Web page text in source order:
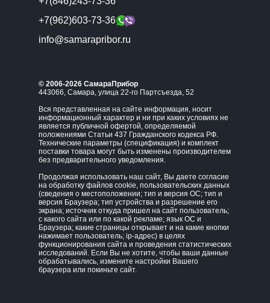
+7(962)603-73-36
info@samarapribor.ru
© 2006-2026 СамараПрибор
443066, Самара, улица 22-го Партсъезда, 52
Вся представленная на сайте информация, носит
информационный характер и ни при каких условиях не
является публичной офертой, определяемой
положениями Статьи 437 Гражданского кодекса РФ.
Технические параметры (спецификация) и комплект
поставки товара могут быть изменены производителем
без предварительного уведомления.
Продолжая использовать наш сайт, Вы даете согласие
на обработку файлов cookie, пользовательских данных
(сведения о местоположении; тип и версия ОС; тип и
версия Браузера; тип устройства и разрешение его
экрана; источник откуда пришел на сайт пользователь;
с какого сайта или по какой рекламе; язык ОС и
Браузера; какие страницы открывает и на какие кнопки
нажимает пользователь; ip-адрес) в целях
функционирования сайта и проведения статистических
исследований. Если Вы не хотите, чтобы ваши данные
обрабатывались, измените настройки Вашего
браузера или покиньте сайт.